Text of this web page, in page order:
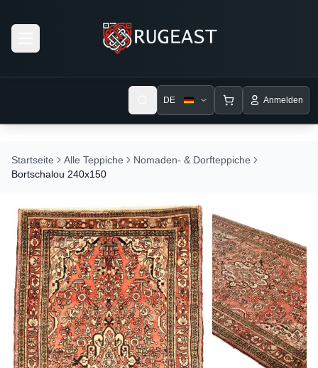
DE Anmelden
Startseite Alle Teppiche
Nomaden- & Dorfteppiche
Bortschalou 240x150